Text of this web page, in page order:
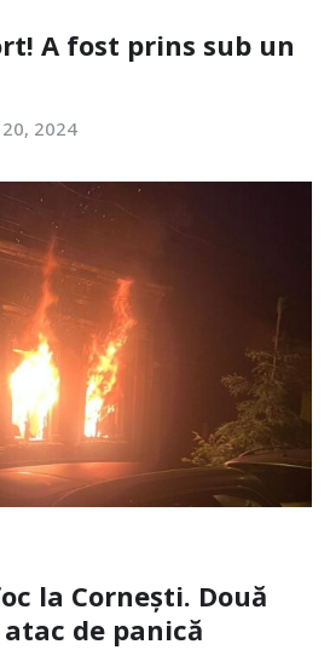
A fost prins sub un
2024
la Cornești. Două
de panică